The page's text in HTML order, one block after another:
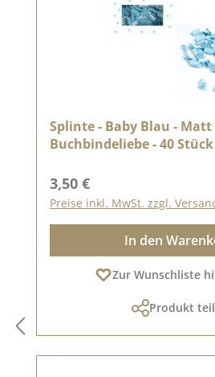
Splinte - Baby Blau - Matt
Buchbindeliebe - 40 Stück
Regulärer Preis:
3,50 €
Preise inkl. MwSt. zzgl.
In den
Zur Wunschliste
Produkt